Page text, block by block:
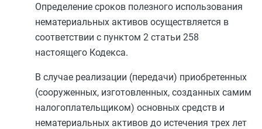
Определение сроков полезного использования
нематериальных активов осуществляется в
соответствии с пунктом 2 статьи 258
настоящего Кодекса.
В случае реализации (передачи) приобретенных
(сооруженных, изготовленных, созданных самим
налогоплательщиком) основных средств и
нематериальных активов до истечения трех лет